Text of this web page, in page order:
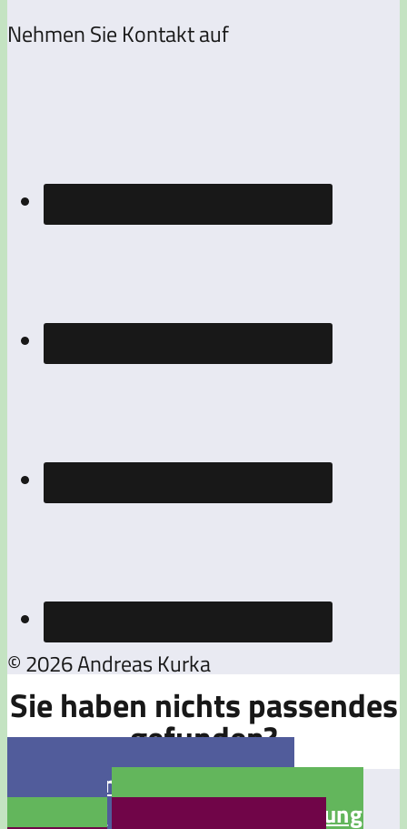
Nehmen Sie Kontakt auf
© 2026 Andreas Kurka
Sie haben nichts passendes
gefunden?
Jetzt eine Stellenanzeige
Jetzt eine Bewerbung